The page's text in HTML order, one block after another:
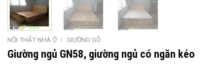
NỘI THẤT NHÀ Ở / GIƯỜNG GỖ
Giường ngủ GN58, giường ngủ có ngăn kéo